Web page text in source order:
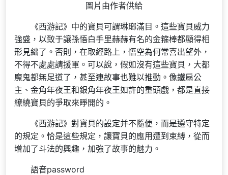
圖片由作者供給
《西游記》中的寶貝可謂琳瑯滿目。這些寶貝威力
強盛，以致于讓孫悟白手里赫赫有名的金箍棒都顯得相
形見絀了。否則，在取經路上，悟空為何常喜出望外，
不得不處處請援軍。可以說，假如沒有這些寶貝，大都
魔鬼都無足道了，甚至連故事也難以推動。像鐵扇公
主、金角年夜王和銀角年夜王如許的重頭戲，都是直接
繚繞寶貝的爭取來睜開的。
《西游記》對寶貝的設定并不隨便，而是遵守特定
的規定。恰是這些規定，讓寶貝的應用遭到束縛，從而
增加了斗法的興趣，加強了故事的魅力。
語音password